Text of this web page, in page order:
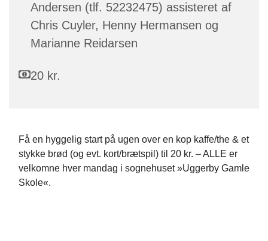
Andersen (tlf. 52232475) assisteret af
Chris Cuyler, Henny Hermansen og
Marianne Reidarsen
20 kr.
Få en hyggelig start på ugen over en kop kaffe/the & et
stykke brød (og evt. kort/brætspil) til 20 kr. – ALLE er
velkomne hver mandag i sognehuset »Uggerby Gamle
Skole«.